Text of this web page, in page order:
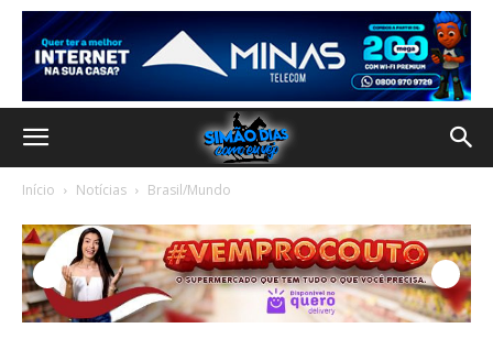
Início Notícias Brasil/Mundo